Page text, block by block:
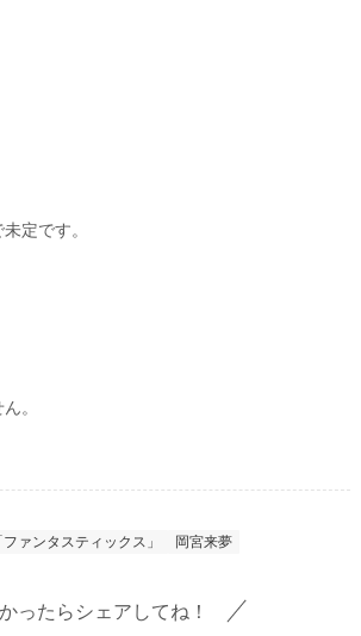
定です。
。
ファンタスティックス」 岡宮来夢
ったらシェアしてね！